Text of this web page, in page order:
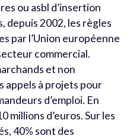
ou asbl d’insertion
depuis 2002, les règles
par l’Union européenne
commercial.
et non
appels à projets pour
d’emploi. En
millions d’euros. Sur les
40% sont des